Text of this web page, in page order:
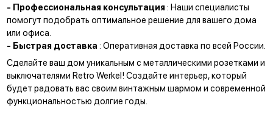
- Профессиональная консультация : Наши специалисты
помогут подобрать оптимальное решение для вашего дома
или офиса.
- Быстрая доставка : Оперативная доставка по всей России.
Сделайте ваш дом уникальным с металлическими розетками и
выключателями Retro Werkel! Создайте интерьер, который
будет радовать вас своим винтажным шармом и современной
функциональностью долгие годы.